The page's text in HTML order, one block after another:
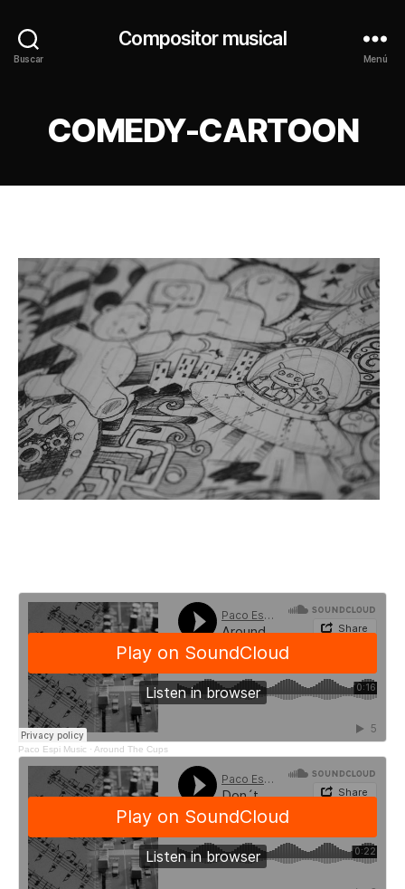
Buscar
Compositor musical
Menú
COMEDY-CARTOON
Paco Espi Music · Around The Cups